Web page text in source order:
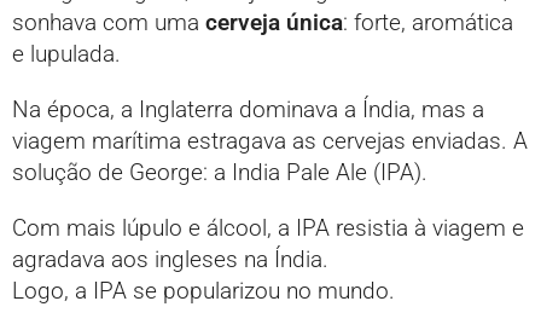
sonhava com uma cerveja única: forte, aromática
e lupulada.
Na época, a Inglaterra dominava a Índia, mas a
viagem marítima estragava as cervejas enviadas. A
solução de George: a India Pale Ale (IPA).
Com mais lúpulo e álcool, a IPA resistia à viagem e
agradava aos ingleses na Índia.
Logo, a IPA se popularizou no mundo.